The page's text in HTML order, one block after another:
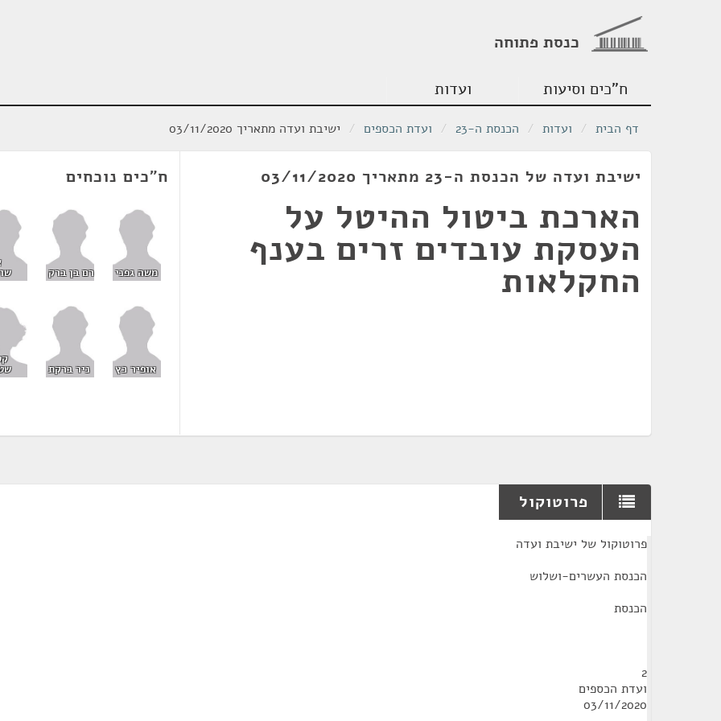
כנסת פתוחה
ח"כים וסיעות ועדות
דף הבית / ועדות / הכנסת ה-23 / ועדת הכספים / ישיבת ועדה מתאריך 03/11/2020
ישיבת ועדה של הכנסת ה-23 מתאריך 03/11/2020
הארכת ביטול ההיטל על
העסקת עובדים זרים בענף
החקלאות
ח"כים נוכחים
משה גפני רם בן ברק
אופיר כץ ניר ברקת
פרוטוקול
פרוטוקול של ישיבת ועדה
הכנסת העשרים-ושלוש
הכנסת
2
ועדת הכספים
03/11/2020